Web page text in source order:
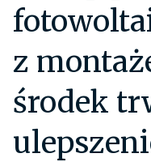
z
środek